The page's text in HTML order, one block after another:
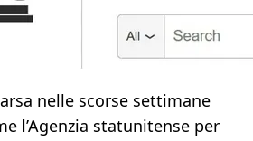
nelle scorse settimane
l’Agenzia statunitense per